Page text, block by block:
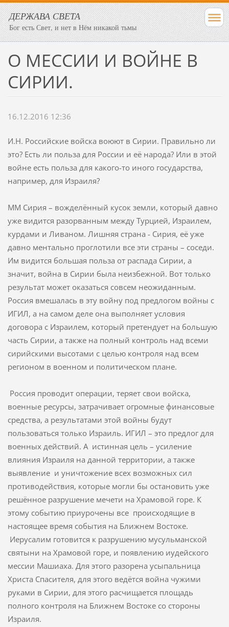
ДЕРЖАВА СВЕТА
Бог есть Свет, и нет в Нём никакой тьмы
О МЕССИИ И ВОЙНЕ В
СИРИИ.
16.12.2016 12:36
И.Н. Российские войска воюют в Сирии. Правильно ли
это? Есть ли польза для России и её народа? Или в этой
войне есть польза для какого-то иного государства,
например, для Израиля?
ММ Сирия – вожделённый кусок земли, который давно
уже видится разорванным между Турцией, Израилем,
курдами и Ливаном. Лишняя страна - Сирия, её уже
давно ментально проглотили все эти страны – соседи.
Им видится большая польза от распада Сирии, а
значит, война в Сирии была неизбежной. Вот только
результат может оказаться совсем неожиданным.
Россия вмешалась в эту войну под предлогом войны с
ИГИЛ, а на самом деле она выполняет условия
договора с Израилем, который претендует на большую
часть Сирии, а также на полный контроль над всеми
сирийскими высотами с целью контроля над всем
регионом в военном и политическом плане.
Россия проводит операции, теряет свои войска,
военные ресурсы, затрачивает огромные финансовые
средства, а результатами этой войны будут
пользоваться только Израиль. ИГИЛ – это предлог для
военных действий. А истинная цель – усиление
влияния Израиля на данной территории, а также
выявление и уничтожение всех возможных сил
противодействия, которые могли бы остановить уже
решённое разрушение мечети на Храмовой горе. К
этому событию приурочены все происходящие в
настоящее время события на Ближнем Востоке.
Иерусалим готовится к разрушению мусульманской
святыни на Храмовой горе, и появлению иудейского
мессии Машиаха. Для этого разорена усыпальница
Христа Спасителя, для этого ведётся война чужими
руками в Сирии, для этого расчищается площадь
полного контроля на Ближнем Востоке со стороны
Израиля.